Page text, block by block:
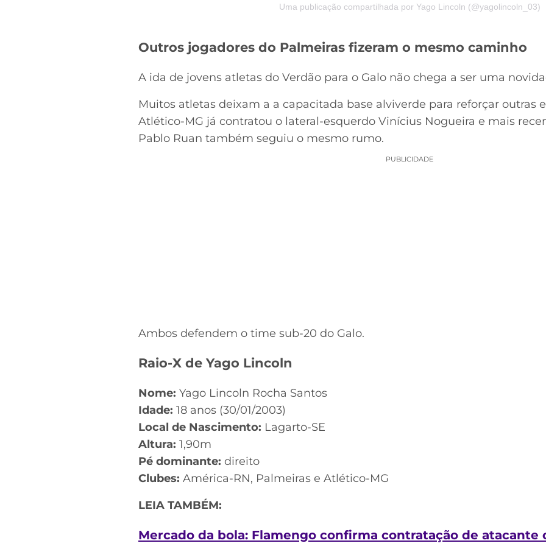
Uma publicação compartilhada por Yago Lincoln (@yagolincoln_03)
Outros jogadores do Palmeiras fizeram o mesmo caminho
A ida de jovens atletas do Verdão para o Galo não chega a ser uma
Muitos atletas deixam a a capacitada base alviverde para reforçar outras
Atlético-MG já contratou o lateral-esquerdo Vinícius Nogueira e mais
Pablo Ruan também seguiu o mesmo rumo.
PUBLICIDADE
Ambos defendem o time sub-20 do Galo.
Raio-X de Yago Lincoln
Nome: Yago Lincoln Rocha Santos
Idade: 18 anos (30/01/2003)
Local de Nascimento: Lagarto-SE
Altura: 1,90m
Pé dominante: direito
Clubes: América-RN, Palmeiras e Atlético-MG
LEIA TAMBÉM:
Mercado da bola: Flamengo confirma contratação de atacante